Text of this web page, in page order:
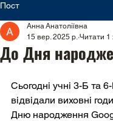
Пост
До Дня
Анна Анатоліївна
15 вер. 2025 р. Читати 1
Сьогодні учні 3-Б та
відвідали виховні
Дню народження